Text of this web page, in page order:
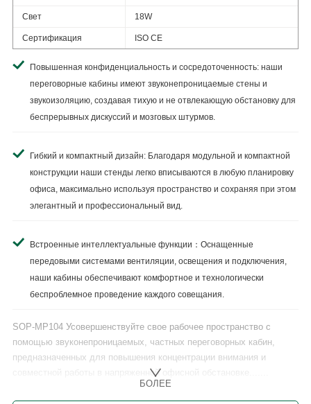
Свет 18W
Сертификация ISO CE
Повышенная конфиденциальность и сосредоточенность: наши
переговорные кабины имеют звуконепроницаемые стены и
звукоизоляцию, создавая тихую и не отвлекающую обстановку для
беспрерывных дискуссий и мозговых штурмов.
Гибкий и компактный дизайн: Благодаря модульной и компактной
конструкции наши стенды легко вписываются в любую планировку
офиса, максимально используя пространство и сохраняя при этом
элегантный и профессиональный вид.
Встроенные интеллектуальные функции：Оснащенные
передовыми системами вентиляции, освещения и подключения,
наши кабины обеспечивают комфортное и технологически
беспроблемное проведение каждого совещания.
SOP-MP104 Усовершенствуйте свое рабочее пространство с
помощью звуконепроницаемых, частных переговорных кабин,
предназначенных для повышения концентрации внимания и
совместной работы в напряженной офисной обстановке.......
БОЛЕЕ